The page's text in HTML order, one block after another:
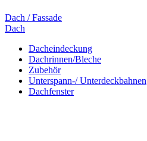
Dach / Fassade
Dach
Dacheindeckung
Dachrinnen/Bleche
Zubehör
Unterspann-/ Unterdeckbahnen
Dachfenster